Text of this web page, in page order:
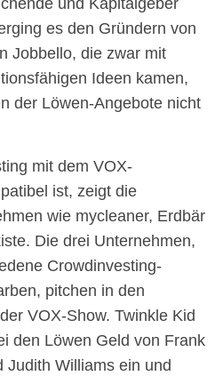
und Kapitalgeber
es den Gründern von
Jobbello, die zwar mit
Ideen kamen,
der Löwen-Angebote nicht
mit dem VOX-
ist, zeigt die
wie mycleaner, Erdbär
Die drei Unternehmen,
Crowdinvesting-
pitchen in den
VOX-Show. Twinkle Kid
den Löwen Geld von Frank
Judith Williams ein und